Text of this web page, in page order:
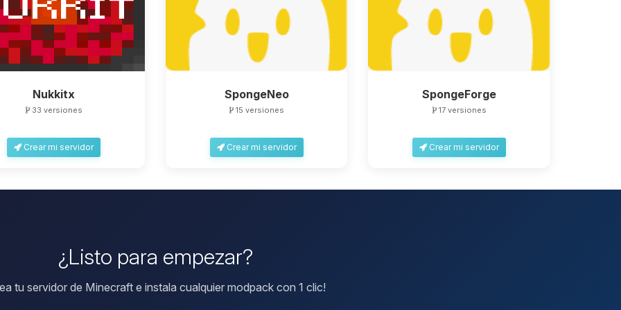
Nukkitx
33 versiones
Crear mi servidor
SpongeNeo
15 versiones
Crear mi servidor
SpongeForge
17 versiones
Crear mi servidor
¿Listo para empezar?
tu servidor de Minecraft e instala cualquier modpack con 1 clic!